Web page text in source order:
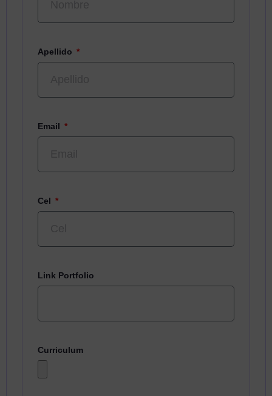
Apellido
Email
Cel
Link Portfolio
Curriculum